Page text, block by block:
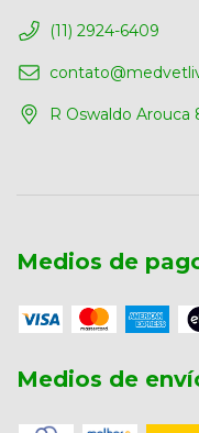
(11) 2924-6409
R Oswaldo Arouca
Medios de
Medios de